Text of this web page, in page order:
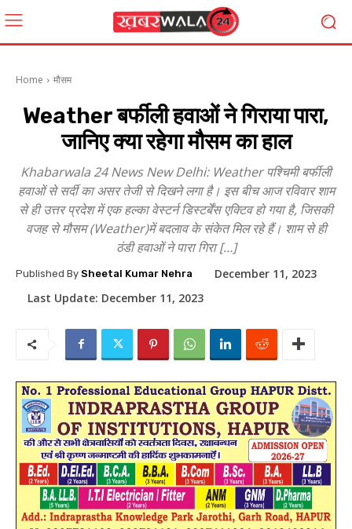
Home मौसम
Weather बर्फीली हवाओं ने गिराया पारा,
जानिए क्या रहेगा मौसम का हाल
Khabarwala 24 News New Delhi: Weather पश्चिमी बर्फीली
हवाओं से सर्दी का असर तेजी से दिखने लगा है। इस बीच आज रविवार शाम
से ही उत्तर प्रदेश में एक हल्का वेस्टर्न डिस्टर्बेंस एक्टिव हो गया है, जिसकी
वजह से मौसम (Weather)में बदलाव के संकेत मिल रहे हैं। शाम से ही
ठंडी हवाओं ने पारा गिरा […]
Published By Sheetal Kumar Nehra
December 11, 2023
Last Update: December 11, 2023